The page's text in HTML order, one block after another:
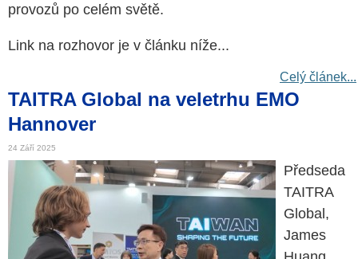
provozů po celém světě.
Link na rozhovor je v článku níže...
Celý článek...
TAITRA Global na veletrhu EMO
Hannover
24 Září 2025
Předseda
TAITRA
Global,
James